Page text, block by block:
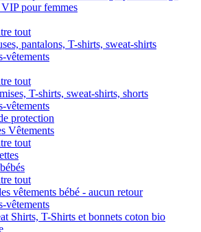
pour femmes
tout
pantalons, T-shirts, sweat-shirts
vêtements
tout
T-shirts, sweat-shirts, shorts
vêtements
protection
Vêtements
tout
tout
vêtements bébé - aucun retour
vêtements
Shirts, T-Shirts et bonnets coton bio